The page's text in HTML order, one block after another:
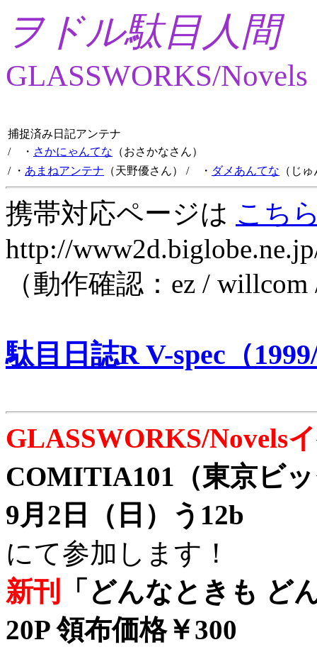
ヲドル駄目人間
GLASSWORKS/Novels
捕捉済み日記アンテナ
/ ・ さかにゃんてな （おさかなさん）
/ ・ あまねアンテナ （天野優さん） / ・ ダメあんてな （じ
携帯対応ページは こち
http://
（動作確認：ez /
駄目日誌R V-spec（
GLASSWORKS/Novels
COMITIA101（東京ビ
9月2日（日）う12b
にて参加します！
新刊
「どんなときも ど
20P 領布価格￥300